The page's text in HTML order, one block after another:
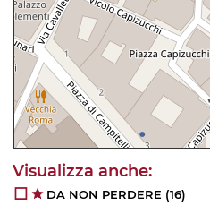
DA NON PERDERE (16)